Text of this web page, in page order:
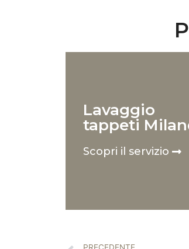
Lavaggio
tappeti
Scopri il servizio
PRECEDENTE